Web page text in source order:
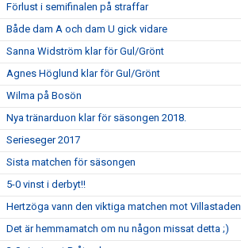
Förlust i semifinalen på straffar
Både dam A och dam U gick vidare
Sanna Widström klar för Gul/Grönt
Agnes Höglund klar för Gul/Grönt
Wilma på Bosön
Nya tränarduon klar för säsongen 2018.
Serieseger 2017
Sista matchen för säsongen
5-0 vinst i derbyt!!
Hertzöga vann den viktiga matchen mot Villastaden
Det är hemmamatch om nu någon missat detta ;)